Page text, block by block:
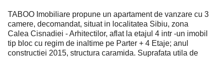
TABOO Imobiliare propune un apartament de vanzare cu 3
camere, decomandat, situat in localitatea Sibiu, zona
Calea Cisnadiei - Arhitectilor, aflat la etajul 4 intr -un imobil
tip bloc cu regim de inaltime pe Parter + 4 Etaje; anul
constructiei 2015, structura caramida. Suprafata utila de